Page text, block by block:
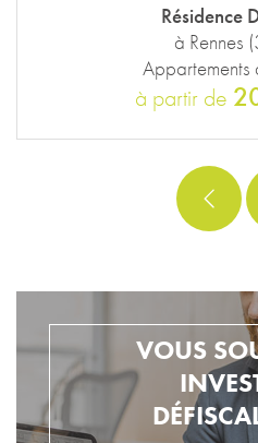
Résidence
à Rennes
Appartements
à partir de
VOUS